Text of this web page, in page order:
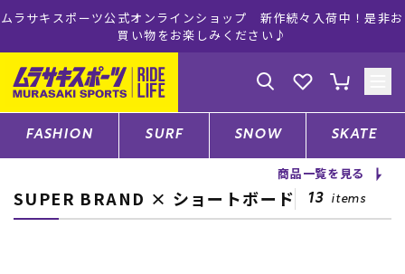
ムラサキスポーツ公式オンラインショップ 新作続々入荷中！是非お
買い物をお楽しみください♪
ゲスト様
ログイン 会員登録
店舗一覧
FASHION SURF SNOW SKATE
商品一覧を見る
SUPER BRAND × ショートボード 13 items